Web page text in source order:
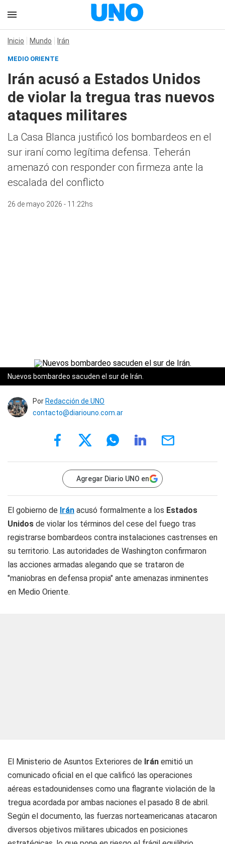
Inicio Mundo Irán
MEDIO ORIENTE
Irán acusó a Estados Unidos
de violar la tregua tras nuevos
ataques militares
La Casa Blanca justificó los bombardeos en el
sur iraní como legítima defensa. Teherán
amenazó con responder con firmeza ante la
escalada del conflicto
26 de mayo 2026 - 11:22hs
Nuevos bombardeo sacuden el sur de Irán.
Por Redacción de UNO
contacto@diariouno.com.ar
Agregar Diario UNO en
El gobierno de Irán acusó formalmente a los Estados
Unidos de violar los términos del cese del fuego tras
registrarse bombardeos contra instalaciones castrenses en
su territorio. Las autoridades de Washington confirmaron
las acciones armadas alegando que se trataron de
"maniobras en defensa propia" ante amenazas inminentes
en Medio Oriente.
El Ministerio de Asuntos Exteriores de Irán emitió un
comunicado oficial en el que calificó las operaciones
aéreas estadounidenses como una flagrante violación de la
tregua acordada por ambas naciones el pasado 8 de abril.
Según el documento, las fuerzas norteamericanas atacaron
diversos objetivos militares ubicados en posiciones